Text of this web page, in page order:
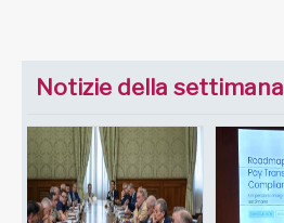
Notizie della settimana